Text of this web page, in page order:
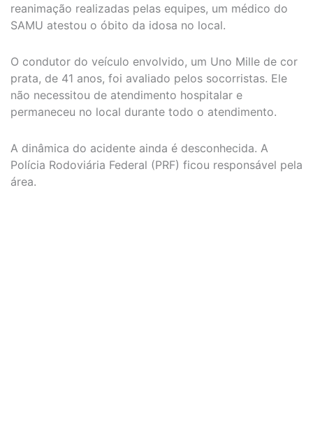
reanimação realizadas pelas equipes, um médico do
SAMU atestou o óbito da idosa no local.
O condutor do veículo envolvido, um Uno Mille de cor
prata, de 41 anos, foi avaliado pelos socorristas. Ele
não necessitou de atendimento hospitalar e
permaneceu no local durante todo o atendimento.
A dinâmica do acidente ainda é desconhecida. A
Polícia Rodoviária Federal (PRF) ficou responsável pela
área.